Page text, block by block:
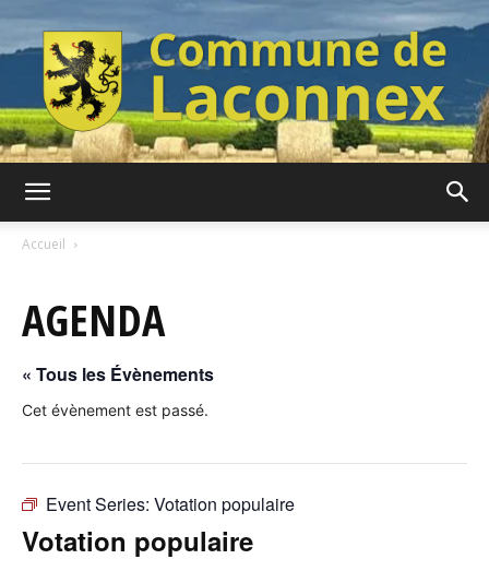
Laconnex
Accueil
AGENDA
« Tous les Évènements
Cet évènement est passé.
Event Series: Votation populaire
Votation populaire